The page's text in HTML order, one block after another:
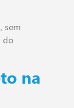
sem
do
na